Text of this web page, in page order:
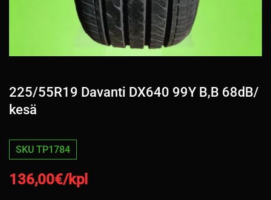
225/55R19 Davanti DX640 99Y B,B 68dB/
kesä
SKU TP1784
136,00€/kpl